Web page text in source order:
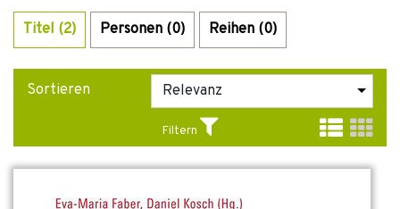
Titel (2) Personen (0) Reihen (0)
Sortieren
Filtern